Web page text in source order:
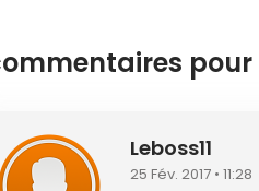
Leboss11
25 Fév. 2017 • 11:28